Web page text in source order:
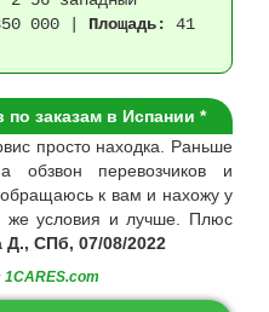
000 | Площадь:
41
заказам в Испании *
просто находка. Раньше
обзвон перевозчиков и
к вам и нахожу у
же условия и лучше. Плюс
Д., CПб, 07/08/2022